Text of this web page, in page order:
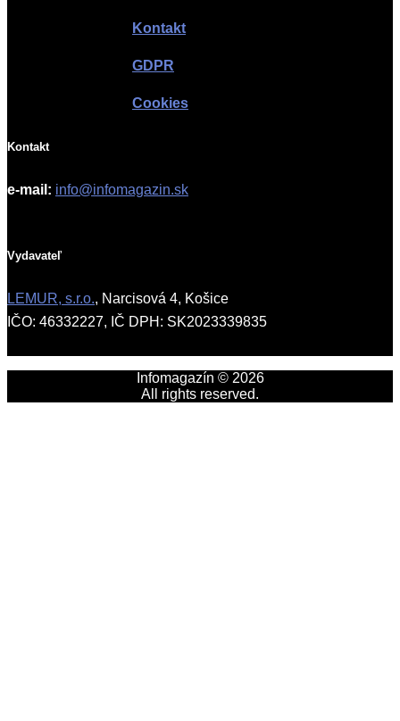
Kontakt
GDPR
Cookies
Kontakt
e-mail: info@infomagazin.sk
Vydavateľ
LEMUR, s.r.o., Narcisová 4, Košice
IČO: 46332227, IČ DPH: SK2023339835
Infomagazín © 2026
All rights reserved.